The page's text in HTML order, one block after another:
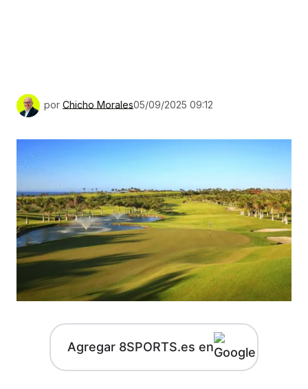
por Chicho Morales05/09/2025 09:12
Agregar 8SPORTS.es en